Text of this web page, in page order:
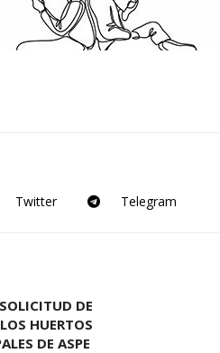
Twitter Telegram
DE
HUERTOS
DE ASPE